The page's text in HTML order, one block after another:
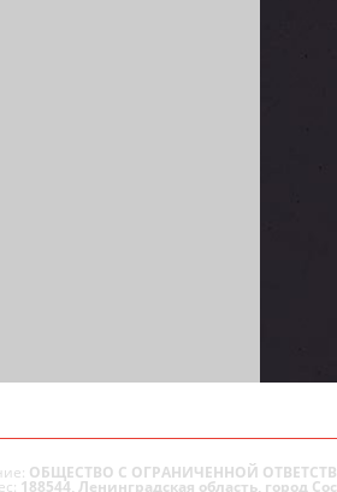
ОБЩЕСТВО С ОГРАНИЧЕННОЙ
188544, Ленинградская область, город